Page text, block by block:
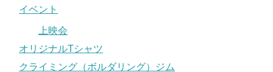
イベント
上映会
オリジナルTシャツ
クライミング（ボルダリング）ジム